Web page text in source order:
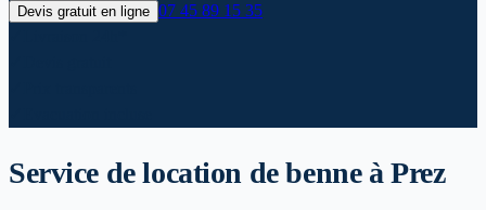
Devis gratuit en ligne 07 45 89 15 35
Service de location de benne à Prez